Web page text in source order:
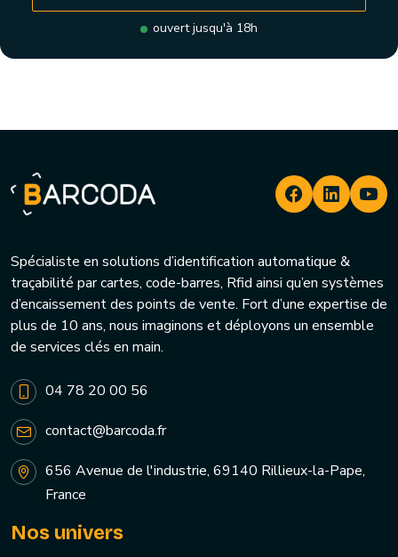
ouvert jusqu'à 18h
Spécialiste en solutions d’identification automatique &
traçabilité par cartes, code-barres, Rfid ainsi qu’en systèmes
d’encaissement des points de vente. Fort d’une expertise de
plus de 10 ans, nous imaginons et déployons un ensemble
de services clés en main.
04 78 20 00 56
contact@barcoda.fr
656 Avenue de l'industrie, 69140 Rillieux-la-Pape,
France
Nos univers